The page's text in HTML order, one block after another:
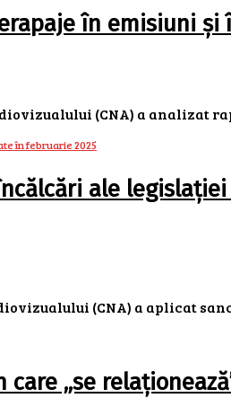
în emisiuni
(CNA) a analizat
ale
(CNA) a aplicat
„se